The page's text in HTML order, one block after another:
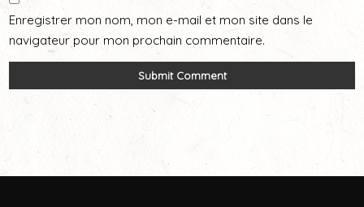
Enregistrer mon nom, mon e-mail et mon site dans le
navigateur pour mon prochain commentaire.